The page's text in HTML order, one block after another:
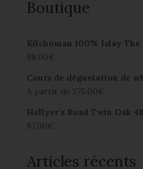
Boutique
Kilchoman 100% Islay
98,00€
Cours de dégustation de
A partir de 375,00€
Hellyer's Road Twin Oak
87,00€
Articles récents